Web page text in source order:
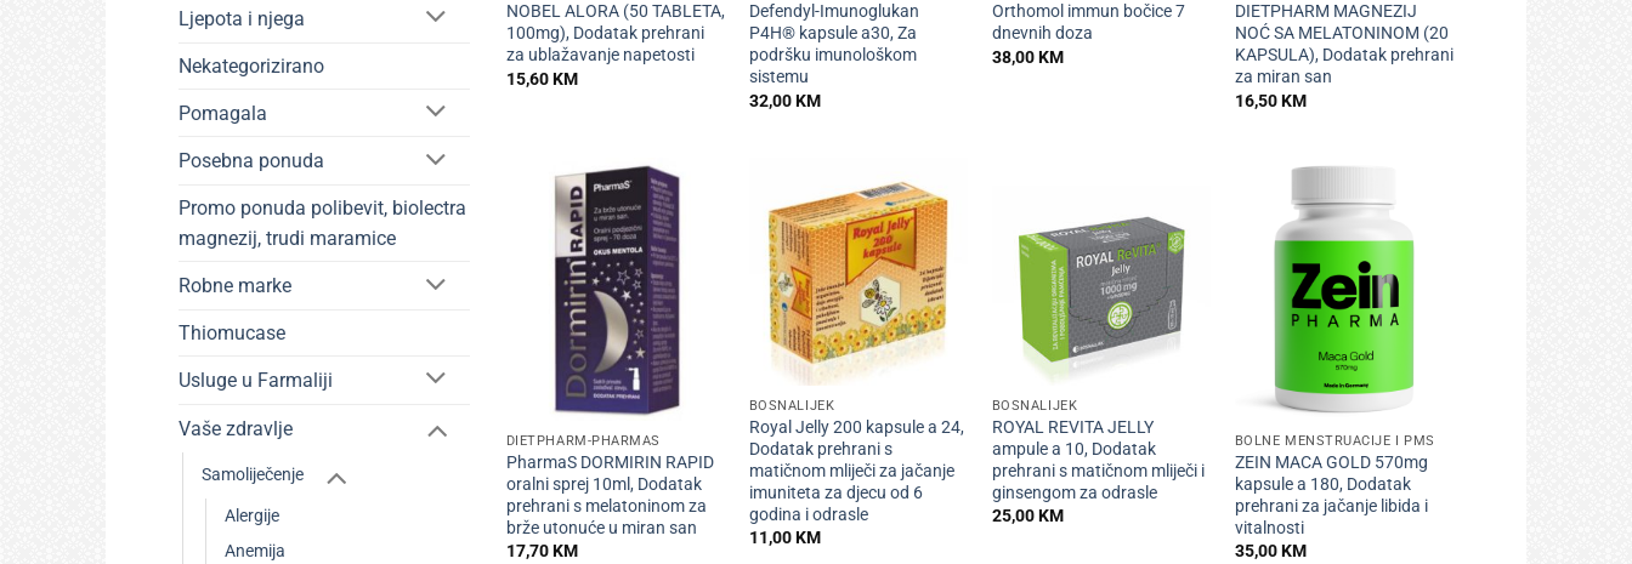
Ljepota i njega
Nekategorizirano
Pomagala
Posebna ponuda
Promo ponuda polibevit, biolectra
magnezij, trudi maramice
Robne marke
Thiomucase
Usluge u Farmaliji
Vaše zdravlje
Samoliječenje
Alergije
Anemija
NOBEL ALORA (50 TABLETA,
100mg), Dodatak prehrani
za ublažavanje napetosti
15,60KM
Defendyl-Imunoglukan
P4H® kapsule a30, Za
podršku imunološkom
sistemu
32,00KM
Orthomol immun bočice 7
dnevnih doza
38,00KM
DIETPHARM MAGNEZIJ
NOĆ SA MELATONINOM (20
KAPSULA), Dodatak prehrani
za miran san
16,50KM
DIETPHARM-PHARMAS
PharmaS DORMIRIN RAPID
oralni sprej 10ml, Dodatak
prehrani s melatoninom za
brže utonuće u miran san
17,70KM
BOSNALIJEK
Royal Jelly 200 kapsule a 24,
Dodatak prehrani s
matičnom mliječi za jačanje
imuniteta za djecu od 6
godina i odrasle
11,00KM
BOSNALIJEK
ROYAL REVITA JELLY
ampule a 10, Dodatak
prehrani s matičnom mliječi i
ginsengom za odrasle
25,00KM
+
BOLNE MENSTRUACIJE I PMS
ZEIN MACA GOLD 570mg
kapsule a 180, Dodatak
prehrani za jačanje libida i
vitalnosti
35,00KM